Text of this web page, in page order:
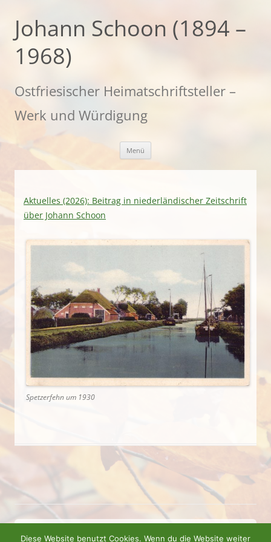
springen
Johann Schoon (1894 –
1968)
Ostfriesischer Heimatschriftsteller –
Werk und Würdigung
Menü
Aktuelles (2026): Beitrag in niederländischer Zeitschrift
über Johann Schoon
Spetzerfehn um 1930
IMPRESSUM DATENSCHUTZ
Diese Website benutzt Cookies. Wenn du die Website weiter